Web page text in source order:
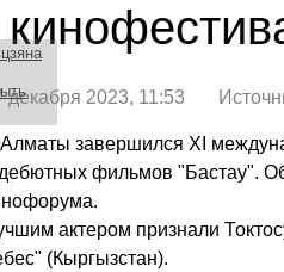
декабря 2023, 11:53
завершился XI
фильмов "Бастау".
актером признали
(Кыргызстан).